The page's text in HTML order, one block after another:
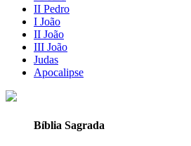
II Pedro
I João
II João
III João
Judas
Apocalipse
Bíblia Sagrada